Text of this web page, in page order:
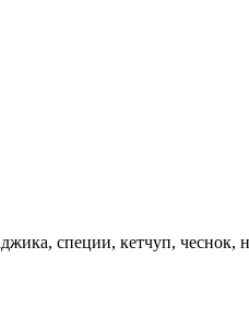
специи, кетчуп, чеснок,